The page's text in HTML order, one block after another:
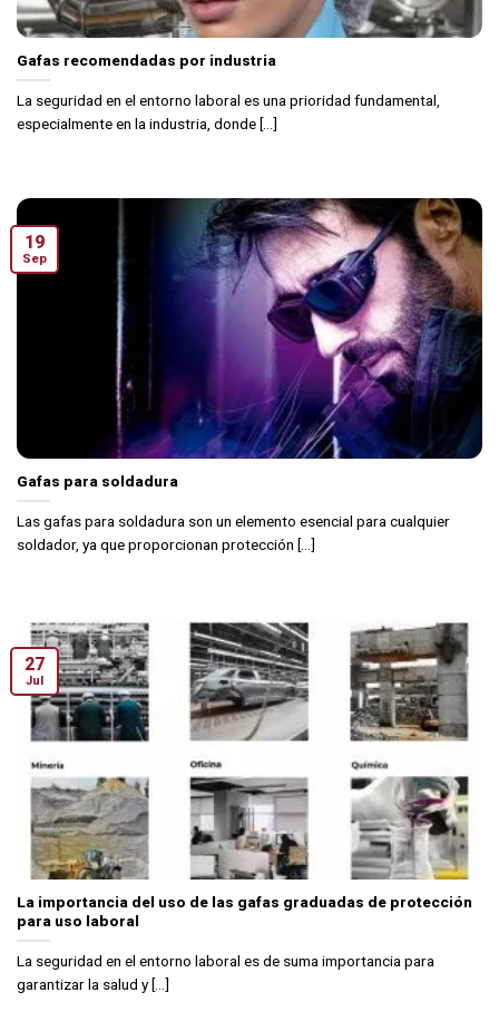
Gafas recomendadas por industria
La seguridad en el entorno laboral es una prioridad fundamental,
especialmente en la industria, donde [...]
Gafas para soldadura
Las gafas para soldadura son un elemento esencial para cualquier
soldador, ya que proporcionan protección [...]
19
Sep
La importancia del uso de las gafas graduadas de protección
para uso laboral
La seguridad en el entorno laboral es de suma importancia para
garantizar la salud y [...]
27
Jul